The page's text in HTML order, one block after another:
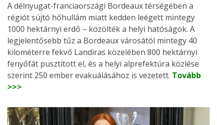
A délnyugat-franciaországi Bordeaux térségében a
régiót sújtó hőhullám miatt kedden leégett mintegy
1000 hektárnyi erdő – közölték a helyi hatóságok. A
legjelentősebb tűz a Bordeaux városától mintegy 40
kilométerre fekvő Landiras közelében 800 hektárnyi
fenyőfát pusztított el, és a helyi alprefektúra közlése
szerint 250 ember evakuálásához is vezetett. Tovább
>>>